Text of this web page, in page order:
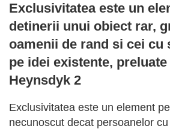
Exclusivitatea este un
detinerii unui obiect rar,
oamenii de rand si cei cu
pe idei existente,
Heynsdyk 2
Exclusivitatea este un element
necunoscut decat persoanelor